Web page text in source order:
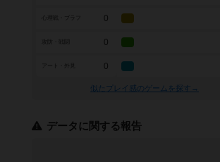
0
0
アート・外見 0
似たプレイ感のゲームを探す→
データに関する報告